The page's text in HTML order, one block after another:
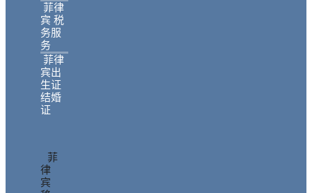
菲律
宾 税
务服
务
菲律
宾出
生证
结婚
证
菲
律
宾